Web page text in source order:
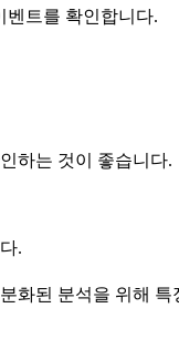
벤트를 확인합니다.
하는 것이 좋습니다.
.
된 분석을 위해